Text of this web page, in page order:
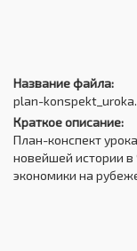
Название файла:
plan-
Краткое описание:
План-конспект
новейшей истории
экономики на